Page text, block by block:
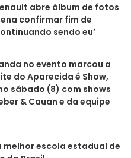
abre álbum de fotos
confirmar fim de
sendo eu’
no evento marcou a
do Aparecida é Show,
sábado (8) com shows
& Cauan e da equipe
melhor escola estadual de